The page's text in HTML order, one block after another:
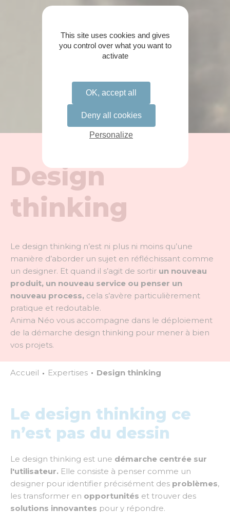
Design
thinking
Le design thinking n’est ni plus ni moins qu’une
manière d’aborder un sujet en réfléchissant comme
un designer. Et quand il s’agit de sortir un nouveau
produit, un nouveau service ou penser un
nouveau process, cela s’avère particulièrement
pratique et redoutable.
Anima Néo vous accompagne dans le déploiement
de la démarche design thinking pour mener à bien
vos projets.
Accueil Expertises Design thinking
Le design thinking ce
n’est pas du dessin
Le design thinking est une démarche centrée sur
l'utilisateur. Elle consiste à penser comme un
designer pour identifier précisément des problèmes,
les transformer en opportunités et trouver des
solutions innovantes pour y répondre.
This site uses cookies and gives
you control over what you want to
activate
OK, accept all
Deny all cookies
Personalize